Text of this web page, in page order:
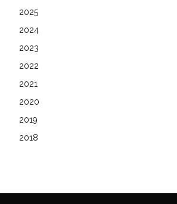
2025
2024
2023
2022
2021
2020
2019
2018